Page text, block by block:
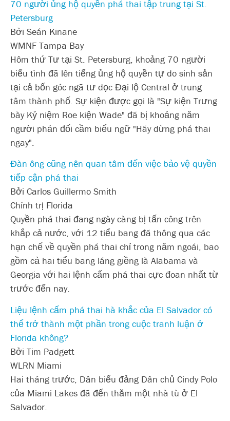
70 người ủng hộ quyền phá thai tập trung tại St.
Petersburg
Bởi Seán Kinane
WMNF Tampa Bay
Hôm thứ Tư tại St. Petersburg, khoảng 70 người
biểu tình đã lên tiếng ủng hộ quyền tự do sinh sản
tại cả bốn góc ngã tư dọc Đại lộ Central ở trung
tâm thành phố. Sự kiện được gọi là "Sự kiện Trưng
bày Kỷ niệm Roe kiện Wade" đã bị khoảng năm
người phản đối cầm biểu ngữ "Hãy dừng phá thai
ngay".
Đàn ông cũng nên quan tâm đến việc bảo vệ quyền
tiếp cận phá thai
Bởi Carlos Guillermo Smith
Chính trị Florida
Quyền phá thai đang ngày càng bị tấn công trên
khắp cả nước, với 12 tiểu bang đã thông qua các
hạn chế về quyền phá thai chỉ trong năm ngoái, bao
gồm cả hai tiểu bang láng giềng là Alabama và
Georgia với hai lệnh cấm phá thai cực đoan nhất từ
trước đến nay.
Liệu lệnh cấm phá thai hà khắc của El Salvador có
thể trở thành một phần trong cuộc tranh luận ở
Florida không?
Bởi Tim Padgett
WLRN Miami
Hai tháng trước, Dân biểu đảng Dân chủ Cindy Polo
của Miami Lakes đã đến thăm một nhà tù ở El
Salvador.